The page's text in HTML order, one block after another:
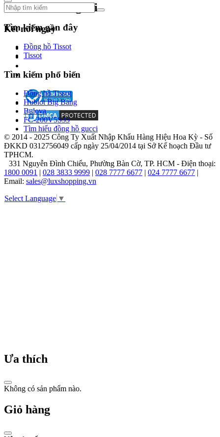
Theo dõi chúng tôi
Kết nối ngay
© 2014 - 2025 Công Ty Xuất Nhập Khẩu Hàng Hiệu Hoa Kỳ - Số
ĐKKD 0312756049 cấp ngày 25/04/2014 tại Sở Kế hoạch Đầu tư
TPHCM.
331 Nguyễn Đình Chiểu, Phường Bàn Cờ, TP. HCM - Điện thoại:
1800 0091 | 028 3833 9999 | 028 7777 6677 | 024 7777 6677 |
Email: sales@luxshopping.vn
Select Language ▼
Tìm kiếm gần đây
Đồng hồ Tissot
Tissot
Tìm kiếm phổ biến
Đồng hồ Tissot
Hublot Big Bang
Bulova
FC-200V5S35
Tìm hiểu đồng hồ gucci
Ưa thích
Không có sản phẩm nào.
Giỏ hàng